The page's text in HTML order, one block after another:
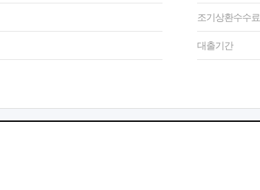
조기상환수수료
대출기간